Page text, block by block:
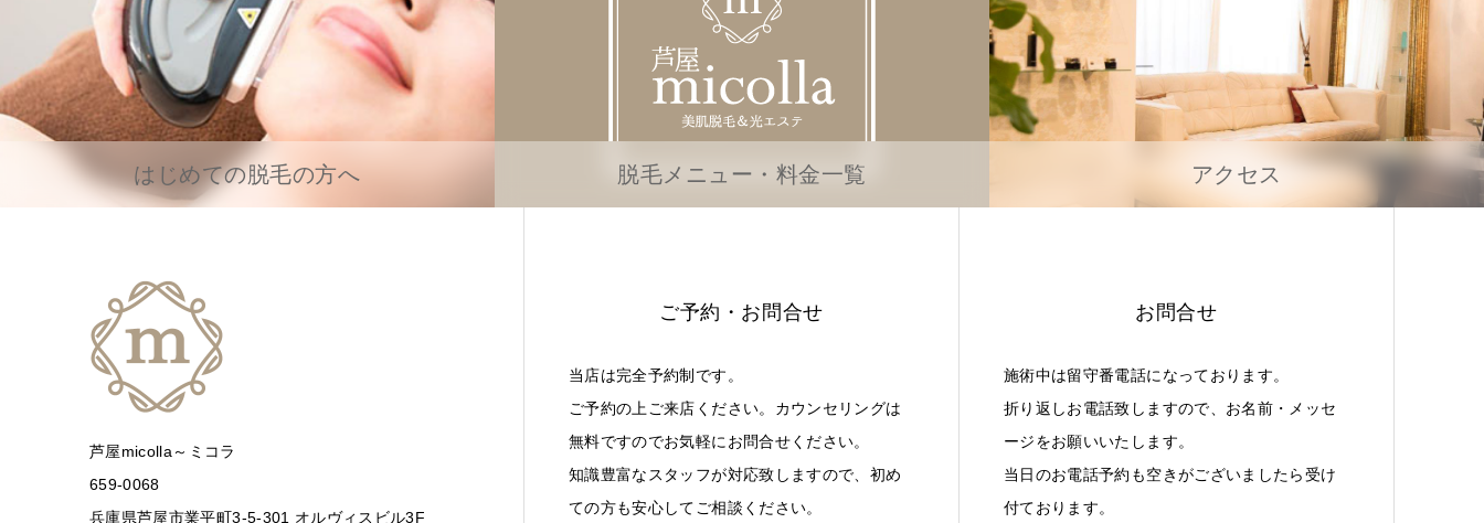
はじめての脱毛の方へ 脱毛メニュー・料金一覧 アクセス
芦屋micolla～ミコラ
659-0068
兵庫県芦屋市業平町3-5-301 オルヴィスビル3F
ご予約・お問合せ
当店は完全予約制です。
ご予約の上ご来店ください。カウンセリングは
無料ですのでお気軽にお問合せください。
知識豊富なスタッフが対応致しますので、初め
ての方も安心してご相談ください。
お問合せ
施術中は留守番電話になっております。
折り返しお電話致しますので、お名前・メッセ
ージをお願いいたします。
当日のお電話予約も空きがございましたら受け
付ております。